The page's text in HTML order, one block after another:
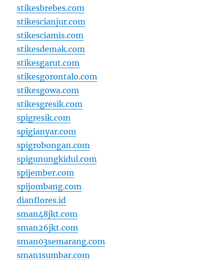
stikesbrebes.com
stikescianjur.com
stikesciamis.com
stikesdemak.com
stikesgarut.com
stikesgorontalo.com
stikesgowa.com
stikesgresik.com
spigresik.com
spigianyar.com
spigrobongan.com
spigunungkidul.com
spijember.com
spijombang.com
dianflores.id
sman48jkt.com
sman26jkt.com
sman03semarang.com
sman1sumbar.com